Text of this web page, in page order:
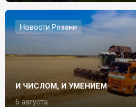
Новости Рязани
И ЧИСЛОМ, И УМЕНИЕМ
6 августа